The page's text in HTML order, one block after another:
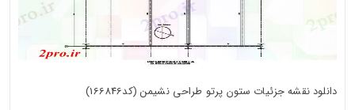
دانلود نقشه جزئیات ستون پرتو طراحی نشیمن (کد166846)